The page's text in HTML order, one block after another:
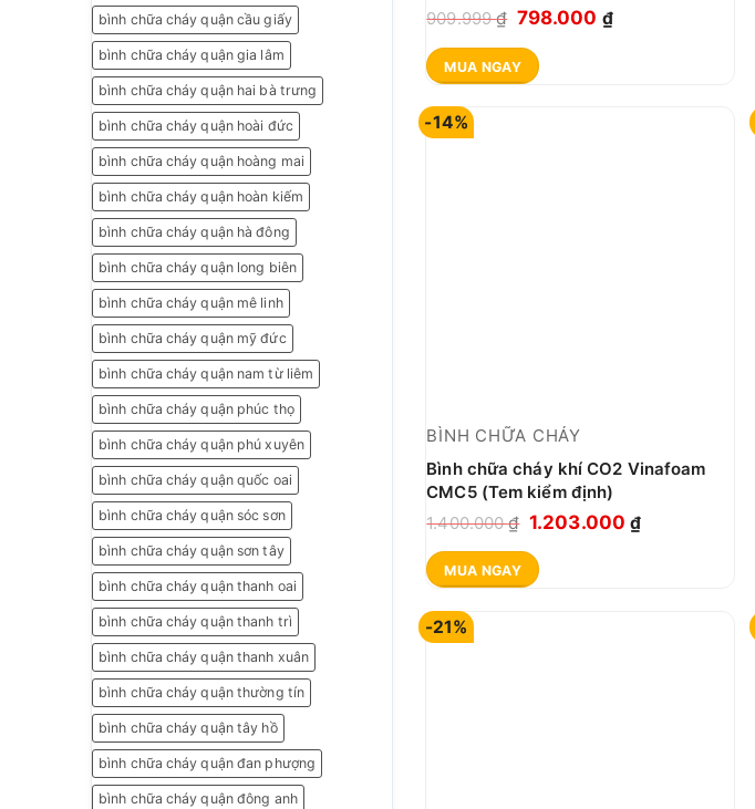
bình chữa cháy quận cầu giấy
bình chữa cháy quận gia lâm
bình chữa cháy quận hai bà trưng
bình chữa cháy quận hoài đức
bình chữa cháy quận hoàng mai
bình chữa cháy quận hoàn kiếm
bình chữa cháy quận hà đông
bình chữa cháy quận long biên
bình chữa cháy quận mê linh
bình chữa cháy quận mỹ đức
bình chữa cháy quận nam từ liêm
bình chữa cháy quận phúc thọ
bình chữa cháy quận phú xuyên
bình chữa cháy quận quốc oai
bình chữa cháy quận sóc sơn
bình chữa cháy quận sơn tây
bình chữa cháy quận thanh oai
bình chữa cháy quận thanh trì
bình chữa cháy quận thanh xuân
bình chữa cháy quận thường tín
bình chữa cháy quận tây hồ
bình chữa cháy quận đan phượng
bình chữa cháy quận đông anh
909.999₫ Giá
gốc
là:
798.000 ₫Giá
MUA NGAY
-14%
BÌNH CHỮA CHÁY
Bình chữa cháy khí CO2 Vinafoam
CMC5 (Tem kiểm định)
1.400.000₫ Giá
là:
1.203.000₫Giá
1.203.000 ₫.
MUA NGAY
-21%